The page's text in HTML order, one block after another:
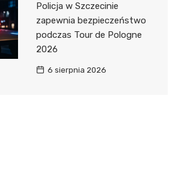
Policja w Szczecinie
zapewnia bezpieczeństwo
podczas Tour de Pologne
2026
6 sierpnia 2026